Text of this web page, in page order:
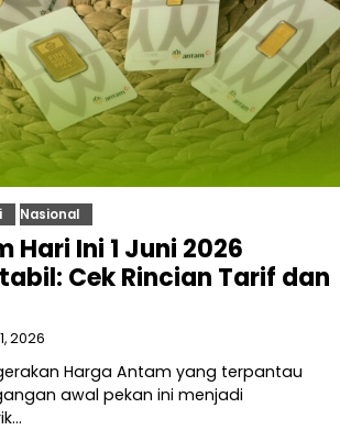
Nasional
Hari Ini 1 Juni 2026
Cek Rincian Tarif dan
2026
Harga Antam yang terpantau
awal pekan ini menjadi